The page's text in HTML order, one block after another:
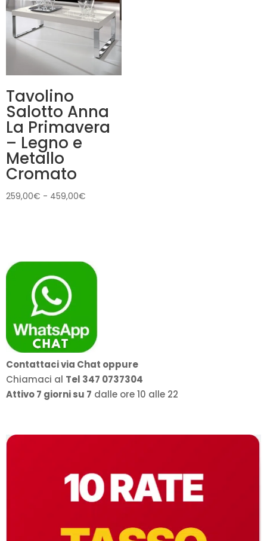
Tavolino
Salotto Anna
La Primavera
– Legno e
Metallo
Cromato
259,00€ - 459,00€
a
459,00€
Contattaci via Chat oppure
Chiamaci al Tel 347 0737304
Attivo 7 giorni su 7 dalle ore 10 alle 22